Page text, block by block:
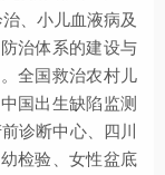
、小儿血液病及
治体系的建设与
全国救治农村儿
国出生缺陷监测
诊断中心、四川
检验、女性盆底